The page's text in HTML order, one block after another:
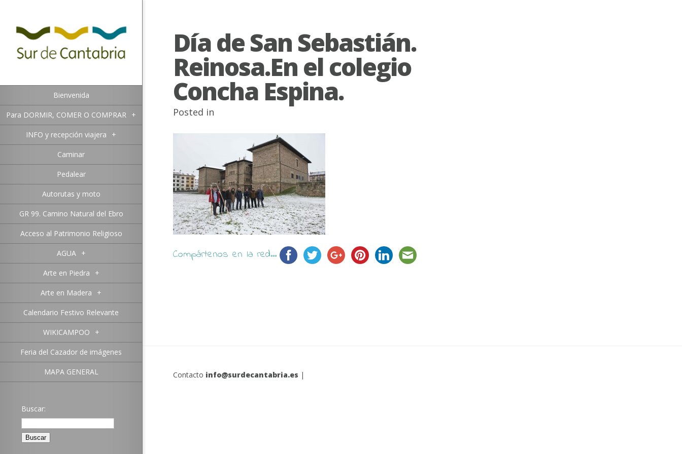
Bienvenida
Para DORMIR, COMER O COMPRAR +
INFO y recepción viajera +
Caminar
Pedalear
Autorutas y moto
GR 99. Camino Natural del Ebro
Acceso al Patrimonio Religioso
AGUA +
Arte en Piedra +
Arte en Madera +
Calendario Festivo Relevante
WIKICAMPOO +
Feria del Cazador de imágenes
MAPA GENERAL
Buscar:
Día de San Sebastián.
Reinosa.En el colegio
Concha Espina.
Posted in
Compártenos en la red...
Contacto info@surdecantabria.es |